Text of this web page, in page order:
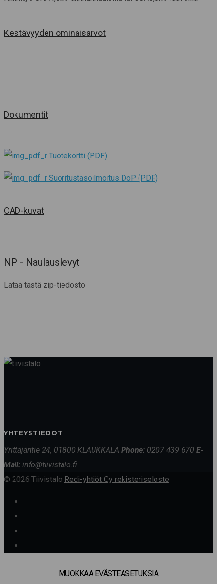
Kestävyyden ominaisarvot
Dokumentit
Tuotekortti (PDF)
Suoritustasoilmoitus DoP (PDF)
CAD-kuvat
NP - Naulauslevyt
Lataa tästä zip-tiedosto
YHTEYSTIEDOT
Yrittäjäntie 24, 01800 KLAUKKALA Phone: 0207 439 670 E-
Mail: info@tiivistalo.fi
© 2026 Tiivistalo Redi-yhtiöt Oy rekisteriseloste
MUOKKAA EVÄSTEASETUKSIA